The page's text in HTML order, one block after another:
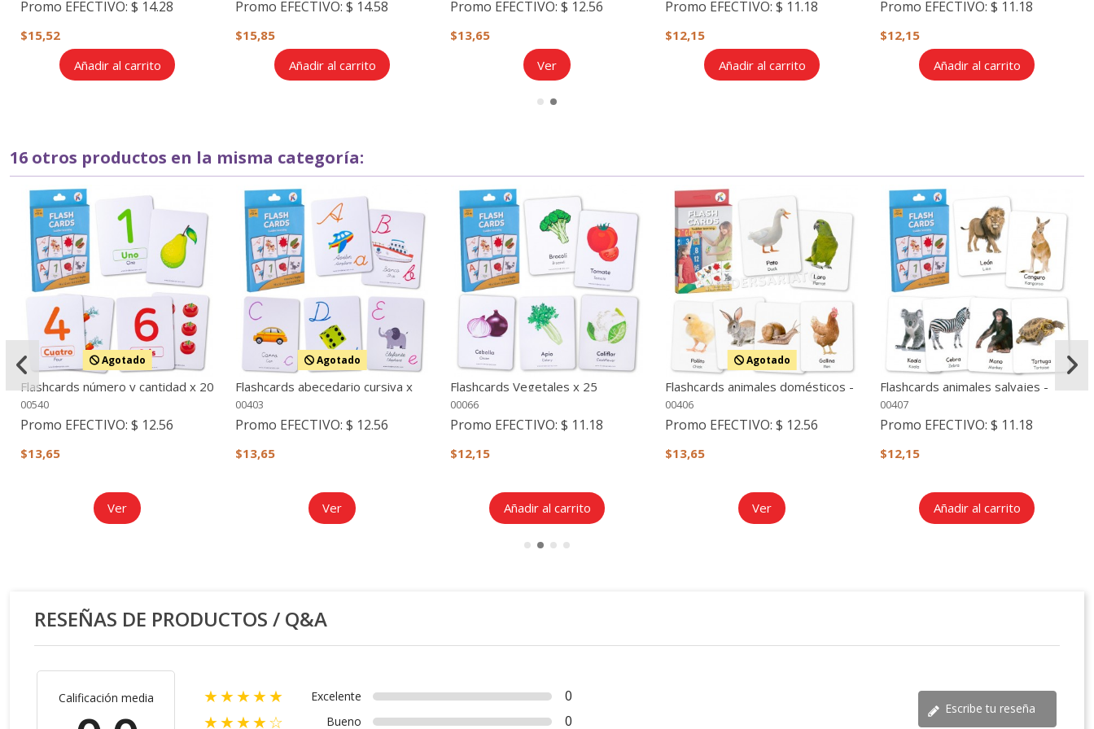
Promo EFECTIVO: $ 14.28
$15,52
Añadir al carrito
Promo EFECTIVO: $ 14.58
$15,85
Añadir al carrito
Promo EFECTIVO: $ 12.56
$13,65
Ver
Promo EFECTIVO: $ 11.18
$12,15
Añadir al carrito
Promo EFECTIVO: $ 11.18
$12,15
Añadir al carrito
16 otros productos en la misma categoría:
Agotado
Flashcards número y cantidad x 20
00540
Promo EFECTIVO: $ 12.56
$13,65
Ver
Agotado
Flashcards abecedario cursiva x
26
00403
Promo EFECTIVO: $ 12.56
$13,65
Ver
Flashcards Vegetales x 25
00066
Promo EFECTIVO: $ 11.18
$12,15
Añadir al carrito
Agotado
Flashcards animales domésticos -
Imágenes reales, bilingüe
00406
Promo EFECTIVO: $ 12.56
$13,65
Ver
Flashcards animales salvajes -
Imágenes reales, bilingüe
00407
Promo EFECTIVO: $ 11.18
$12,15
Añadir al carrito
RESEÑAS DE PRODUCTOS / Q&A
Calificación media ★★★★★ Excelente
0
★★★★☆
Bueno 0
Escribe tu reseña